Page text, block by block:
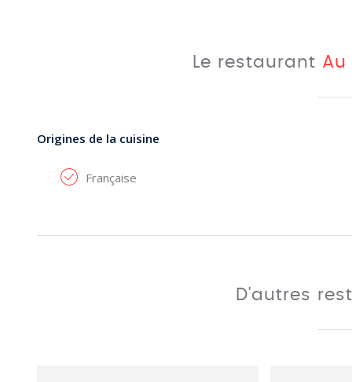
Le restaurant Au
Origines de la cuisine
Française
D'autres